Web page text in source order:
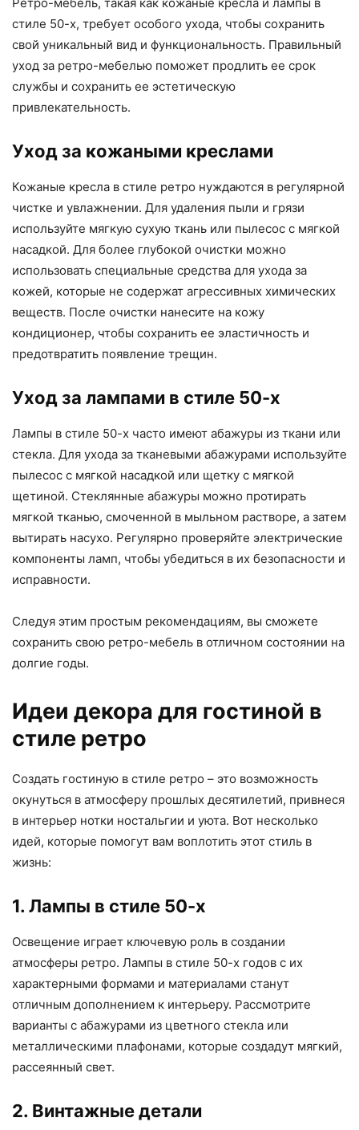
стиле 50-х, требует особого ухода, чтобы сохранить
свой уникальный вид и функциональность. Правильный
уход за ретро-мебелью поможет продлить ее срок
службы и сохранить ее эстетическую
привлекательность.
Уход за кожаными креслами
Кожаные кресла в стиле ретро нуждаются в регулярной
чистке и увлажнении. Для удаления пыли и грязи
используйте мягкую сухую ткань или пылесос с мягкой
насадкой. Для более глубокой очистки можно
использовать специальные средства для ухода за
кожей, которые не содержат агрессивных химических
веществ. После очистки нанесите на кожу
кондиционер, чтобы сохранить ее эластичность и
предотвратить появление трещин.
Уход за лампами в стиле 50-х
Лампы в стиле 50-х часто имеют абажуры из ткани или
стекла. Для ухода за тканевыми абажурами используйте
пылесос с мягкой насадкой или щетку с мягкой
щетиной. Стеклянные абажуры можно протирать
мягкой тканью, смоченной в мыльном растворе, а затем
вытирать насухо. Регулярно проверяйте электрические
компоненты ламп, чтобы убедиться в их безопасности и
исправности.
Следуя этим простым рекомендациям, вы сможете
сохранить свою ретро-мебель в отличном состоянии на
долгие годы.
Идеи декора для гостиной в
стиле ретро
Создать гостиную в стиле ретро – это возможность
окунуться в атмосферу прошлых десятилетий, привнеся
в интерьер нотки ностальгии и уюта. Вот несколько
идей, которые помогут вам воплотить этот стиль в
жизнь:
1. Лампы в стиле 50-х
Освещение играет ключевую роль в создании
атмосферы ретро. Лампы в стиле 50-х годов с их
характерными формами и материалами станут
отличным дополнением к интерьеру. Рассмотрите
варианты с абажурами из цветного стекла или
металлическими плафонами, которые создадут мягкий,
рассеянный свет.
2. Винтажные детали